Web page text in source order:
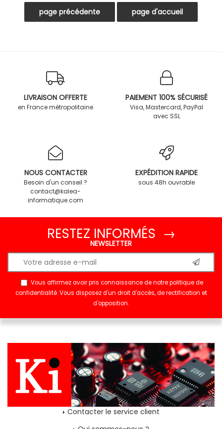
LIVRAISON OFFERTE
en France métropolitaine
PAIEMENT 100% SÉCURISÉ
Visa, Mastercard, PayPal
avec SSL
NOUS CONTACTER
Besoin d'un conseil ?
contact@kalea-
informatique.com
EXPÉDITION RAPIDE
sous 48h ouvrable
RESTEZ INFORMÉS →
NEWSLETTER
Vous affirmez avoir pris connaissance de notrepolitique de
confidentialité. Vous disposez d'un droit d'accès, de rectification et
d'opposition.
Contacter le service client